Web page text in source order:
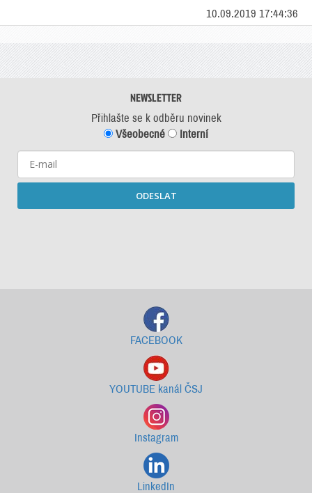
10.09.2019 17:44:36
NEWSLETTER
Přihlašte se k odběru novinek
Všeobecné
Interní
ODESLAT
FACEBOOK
YOUTUBE kanál ČSJ
Instagram
LinkedIn